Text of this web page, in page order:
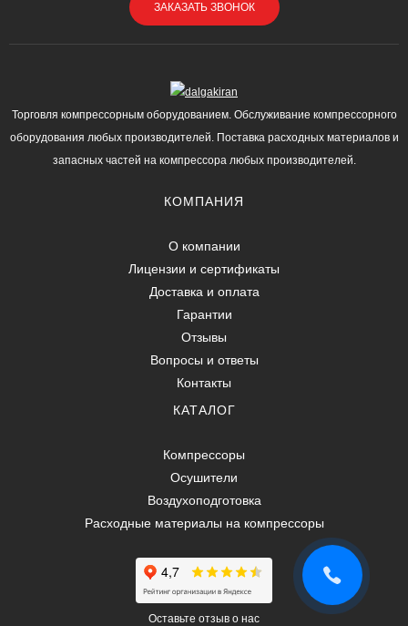
ЗАКАЗАТЬ ЗВОНОК
Торговля компрессорным оборудованием. Обслуживание компрессорного
оборудования любых производителей. Поставка расходных материалов и
запасных частей на компрессора любых производителей.
КОМПАНИЯ
О компании
Лицензии и сертификаты
Доставка и оплата
Гарантии
Отзывы
Вопросы и ответы
Контакты
КАТАЛОГ
Компрессоры
Осушители
Воздухоподготовка
Расходные материалы на компрессоры
Оставьте отзыв о нас